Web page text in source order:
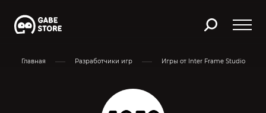
Главная Разработчики игр Игры от Inter Frame Studio